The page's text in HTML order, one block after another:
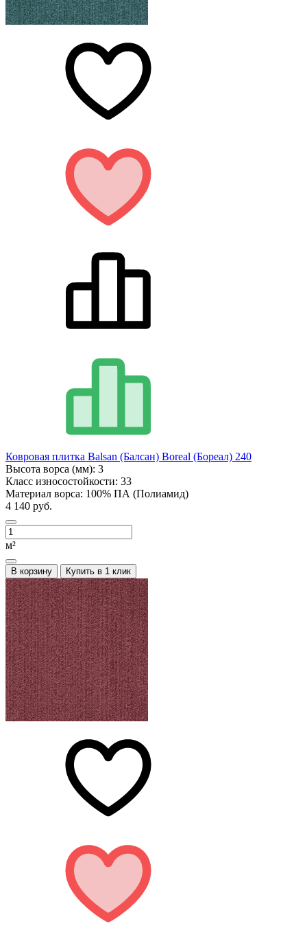
Ковровая плитка Balsan (Балсан) Boreal (Бореал) 240
Высота ворса (мм): 3
Класс износостойкости: 33
Материал ворса: 100% ПА (Полиамид)
4 140 руб.
м²
В корзину Купить в 1 клик